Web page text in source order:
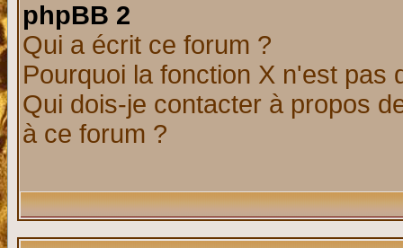
phpBB 2
Qui a écrit ce forum ?
Pourquoi la fonction X n'est pas
Qui dois-je contacter à propos
à ce forum ?